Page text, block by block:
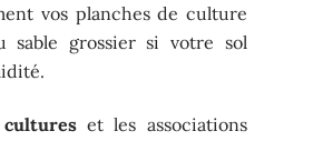
vos planches de culture
sable grossier si votre sol
et les associations